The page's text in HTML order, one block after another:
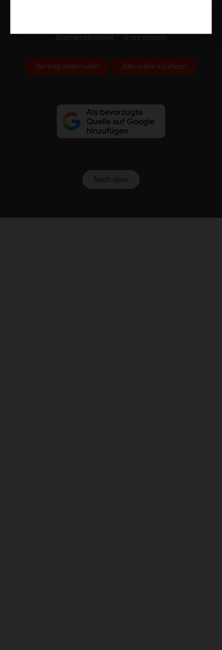
Barrierefreiheit
Impressum
Vertrag widerrufen Abo online kündigen
Nach oben